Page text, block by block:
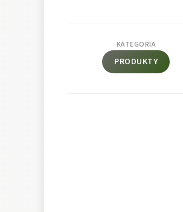
KATEGORIA
PRODUKTY